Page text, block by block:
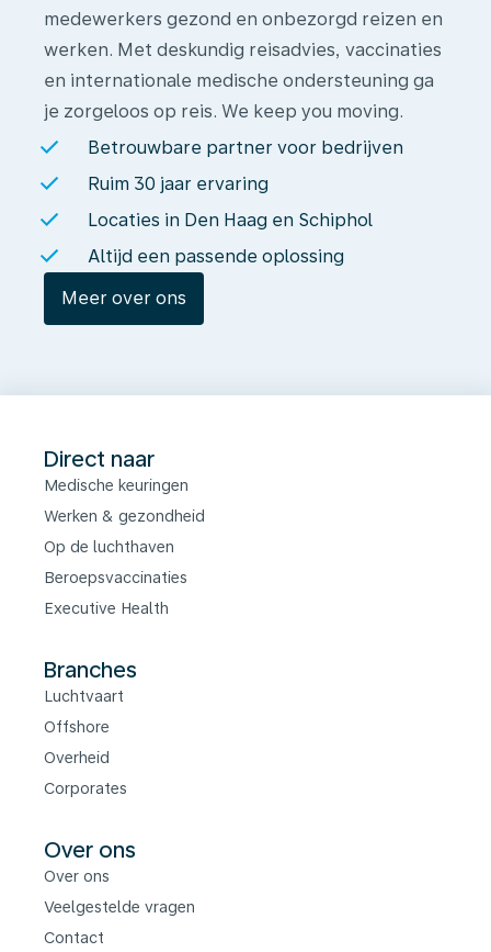
medewerkers gezond en onbezorgd reizen en
werken. Met deskundig reisadvies, vaccinaties
en internationale medische ondersteuning ga
je zorgeloos op reis. We keep you moving.
Betrouwbare partner voor bedrijven
Ruim 30 jaar ervaring
Locaties in Den Haag en Schiphol
Altijd een passende oplossing
Meer over ons
Direct naar
Medische keuringen
Werken & gezondheid
Op de luchthaven
Beroepsvaccinaties
Executive Health
Branches
Luchtvaart
Offshore
Overheid
Corporates
Over ons
Over ons
Veelgestelde vragen
Contact